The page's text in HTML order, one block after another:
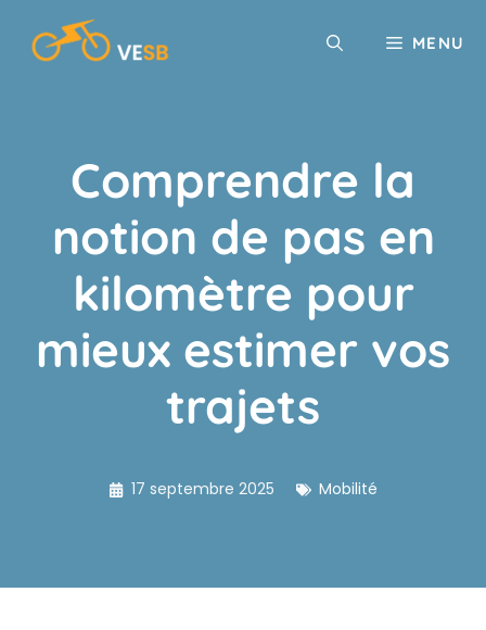
contenu
MENU
Comprendre la
notion de pas en
kilomètre pour
mieux estimer vos
trajets
17 septembre 2025 Mobilité